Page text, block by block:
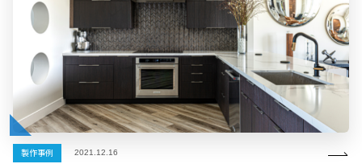
製作事例 2021.12.16